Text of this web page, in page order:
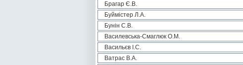
Брагар Є.В.
Буймістер Л.А.
Бунін С.В.
Василевська-Смаглюк О.М.
Васильєв І.С.
Ватрас В.А.